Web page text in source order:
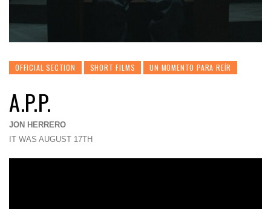
OFFICIAL SECTION SHORT FILMS UN MOMENTO PARA REÍR
A.P.P.
JON HERRERO
IT WAS AUGUST 17TH